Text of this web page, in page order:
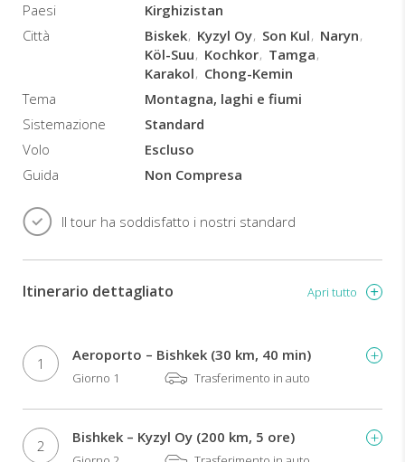
Paesi
Kirghizistan
Città
Biskek Kyzyl Oy Son Kul
Naryn
Köl-Suu
Kochkor Tamga
Karakol
Chong-Kemin
Tema
Montagna, laghi e fiumi
Sistemazione
Standard
Volo
Escluso
Guida
Non Compresa
Il tour ha soddisfatto i nostri standard
Itinerario dettagliato Apri tutto
1 Aeroporto – Bishkek (30 km, 40 min)
Giorno 1 Trasferimento in auto
2 Bishkek – Kyzyl Oy (200 km, 5 ore)